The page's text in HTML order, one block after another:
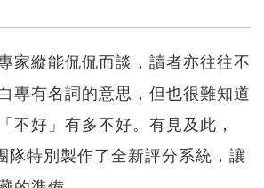
家縱能侃侃而談，讀者亦往往不
專有名詞的意思，但也很難知道
不好」有多不好。有見及此，
隊特別製作了全新評分系統，讓